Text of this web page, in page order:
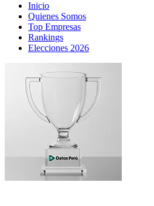
Inicio
Quienes Somos
Top Empresas
Rankings
Elecciones 2026